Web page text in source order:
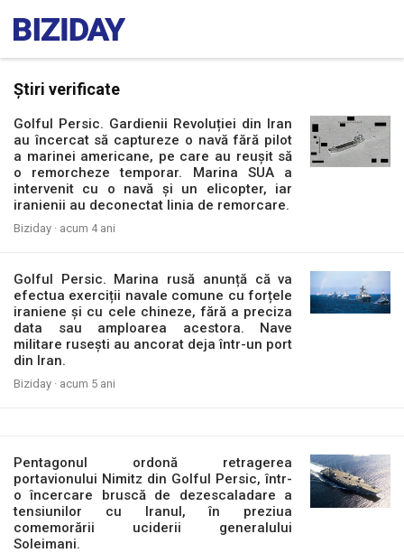
Știri verificate
Golful Persic. Gardienii Revoluției din Iran
au încercat să captureze o navă fără pilot
a marinei americane, pe care au reușit să
o remorcheze temporar. Marina SUA a
intervenit cu o navă și un elicopter, iar
iranienii au deconectat linia de remorcare.
Biziday · acum 4 ani
Golful Persic. Marina rusă anunță că va
efectua exerciții navale comune cu forțele
iraniene și cu cele chineze, fără a preciza
data sau amploarea acestora. Nave
militare rusești au ancorat deja într-un port
din Iran.
Biziday · acum 5 ani
Pentagonul ordonă retragerea
portavionului Nimitz din Golful Persic, într-
o încercare bruscă de dezescaladare a
tensiunilor cu Iranul, în preziua
comemorării uciderii generalului
Soleimani.